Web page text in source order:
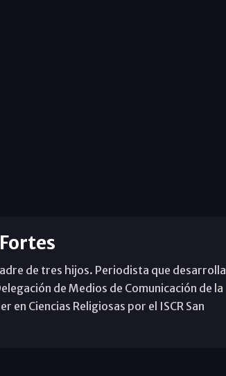
de tres hijos. Periodista que desarrolla
de Medios de Comunicación de la
en Ciencias Religiosas por el ISCR San